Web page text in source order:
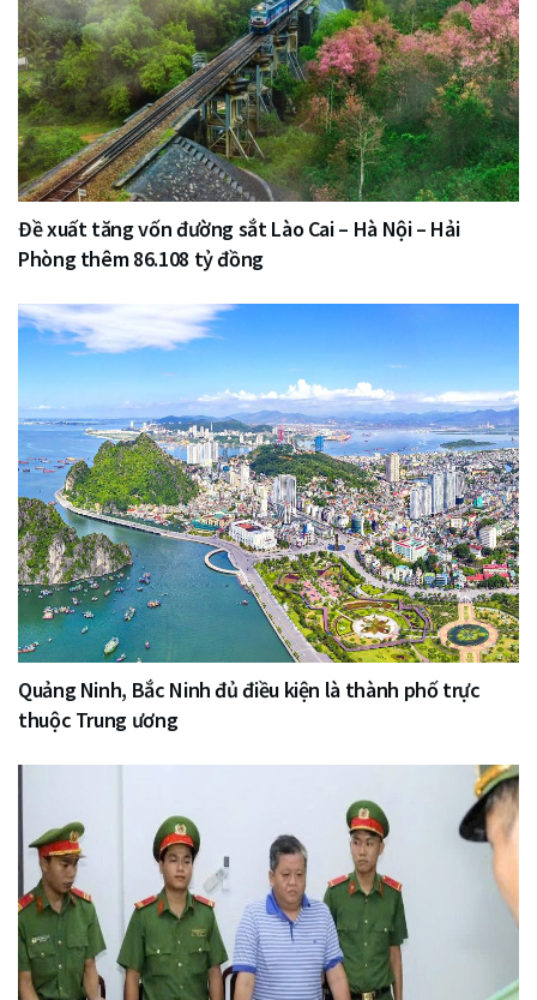
Đề xuất tăng vốn đường sắt Lào Cai – Hà Nội – Hải
Phòng thêm 86.108 tỷ đồng
Quảng Ninh, Bắc Ninh đủ điều kiện là thành phố trực
thuộc Trung ương